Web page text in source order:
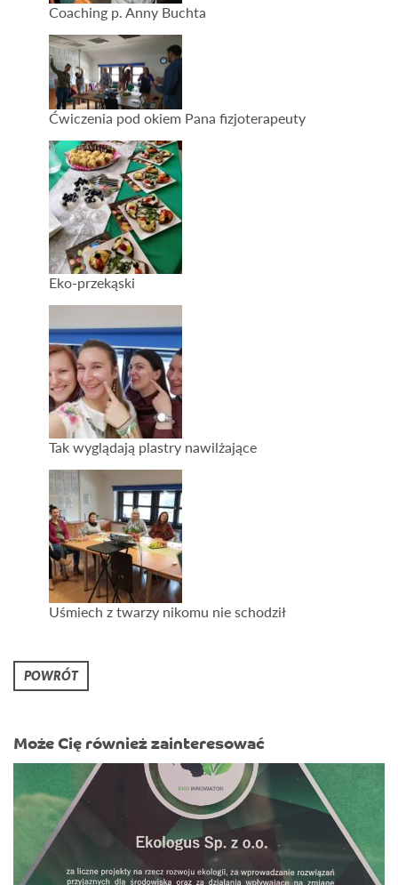
Coaching p. Anny Buchta
Ćwiczenia pod okiem Pana fizjoterapeuty
Eko-przekąski
Tak wyglądają plastry nawilżające
Uśmiech z twarzy nikomu nie schodził
POWRÓT
Może Cię również zainteresować